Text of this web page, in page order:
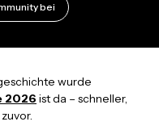
bei
wurde
2026 ist da – schneller,